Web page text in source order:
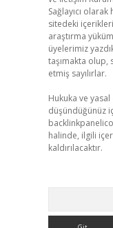
Sağlayıcı
sitedeki
araştırma
üyelerimiz
taşımakta olup,
etmiş sayılırlar.
Hukuka ve
düşündüğünüz
halinde, ilgili
kaldırılacaktır.